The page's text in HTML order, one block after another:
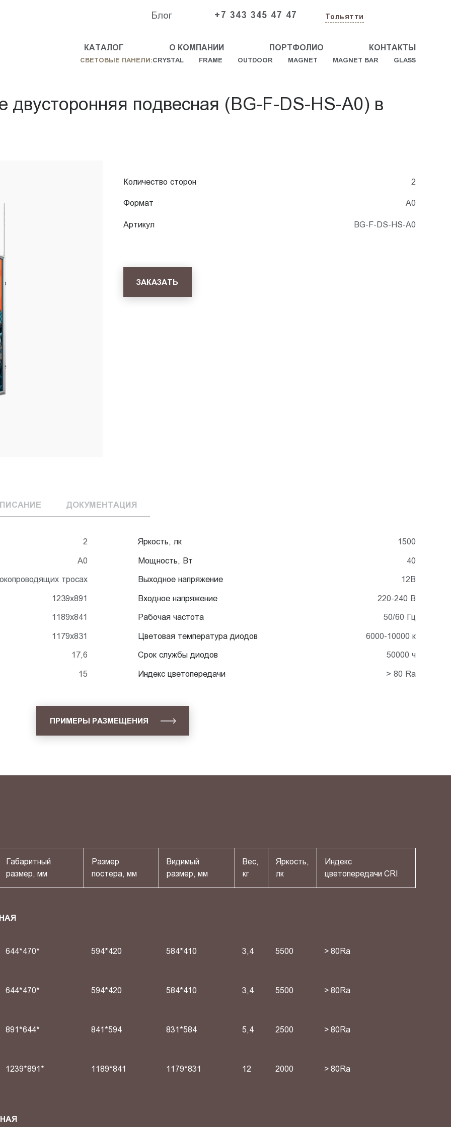
Блог +7 343 345 47 47 Тольятти
КАТАЛОГ О КОМПАНИИ ПОРТФОЛИО КОНТАКТЫ
СВЕТОВЫЕ ПАНЕЛИ:CRYSTAL FRAME OUTDOOR MAGNET MAGNET BAR GLASS
двусторонняя подвесная (BG-F-DS-HS-A0) в
Количество сторон 2
Формат А0
Артикул BG-F-DS-HS-A0
ЗАКАЗАТЬ
ДОКУМЕНТАЦИЯ
2
А0
тросах
1239x891
1189x841
1179x831
17,6
15
Яркость, лк 1500
Мощность, Вт 40
Выходное напряжение 12В
Входное напряжение 220-240 В
Рабочая частота 50/60 Гц
Цветовая температура диодов 6000-10000 к
Срок службы диодов 50000 ч
Индекс цветопередачи > 80 Ra
ПРИМЕРЫ РАЗМЕЩЕНИЯ
Габаритный
размер, мм
Размер
постера, мм
Видимый
размер, мм
Вес,
кг
Яркость,
лк
Индекс
цветопередачи СRI
644*470* 594*420 584*410 3,4 5500 > 80Ra
644*470* 594*420 584*410 3,4 5500 > 80Ra
891*644* 841*594 831*584 5,4 2500 > 80Ra
1239*891* 1189*841 1179*831 12 2000 > 80Ra